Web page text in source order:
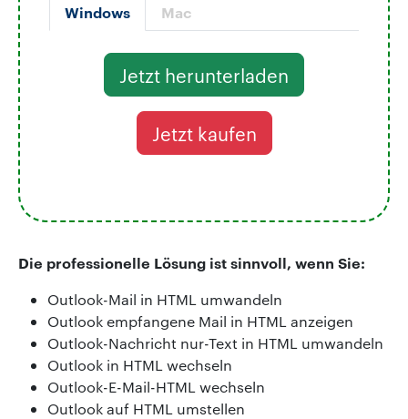
Windows Mac
Jetzt herunterladen
Jetzt kaufen
Die professionelle Lösung ist sinnvoll, wenn Sie:
Outlook-Mail in HTML umwandeln
Outlook empfangene Mail in HTML anzeigen
Outlook-Nachricht nur-Text in HTML umwandeln
Outlook in HTML wechseln
Outlook-E-Mail-HTML wechseln
Outlook auf HTML umstellen